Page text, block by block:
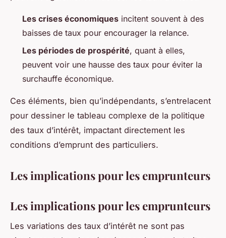
Les crises économiques incitent souvent à des
baisses de taux pour encourager la relance.
Les périodes de prospérité, quant à elles,
peuvent voir une hausse des taux pour éviter la
surchauffe économique.
Ces éléments, bien qu’indépendants, s’entrelacent
pour dessiner le tableau complexe de la politique
des taux d’intérêt, impactant directement les
conditions d’emprunt des particuliers.
Les implications pour les emprunteurs
Les implications pour les emprunteurs
Les variations des taux d’intérêt ne sont pas